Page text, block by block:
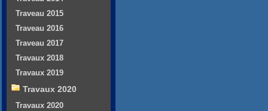
Traveau 2015
Traveau 2016
Traveau 2017
Travaux 2018
Travaux 2019
Travaux 2020
Travaux 2020